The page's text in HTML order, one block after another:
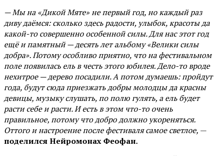
— Мы на «Дикой Мяте» не первый год, но каждый раз
диву даёмся: сколько здесь радости, улыбок, красоты да
какой-то совершенно особенной силы. Для нас этот год
ещё и памятный — десять лет альбому «Велики силы
добра». Потому особливо приятно, что на фестивальном
поле появилась ель в честь этого юбилея. Дело-то вроде
нехитрое — дерево посадили. А потом думаешь: пройдут
года, будут сюда приезжать добры молодцы да красны
девицы, музыку слушать, по полю гулять, а ель будет
расти себе и расти. И есть в этом что-то очень
правильное, потому что добро должно укореняться.
Оттого и настроение после фестиваля самое светлое, —
поделился Нейромонах Феофан.